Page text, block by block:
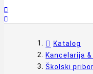


Katalog
Kancelarija
Školski pribor